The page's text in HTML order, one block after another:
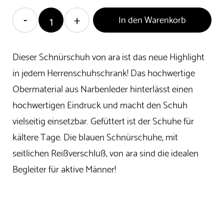
In den Warenkorb
Dieser Schnürschuh von ara ist das neue Highlight
in jedem Herrenschuhschrank! Das hochwertige
Obermaterial aus Narbenleder hinterlässt einen
hochwertigen Eindruck und macht den Schuh
vielseitig einsetzbar. Gefüttert ist der Schuhe für
kältere Tage. Die blauen Schnürschuhe, mit
seitlichen Reißverschluß, von ara sind die idealen
Begleiter für aktive Männer!